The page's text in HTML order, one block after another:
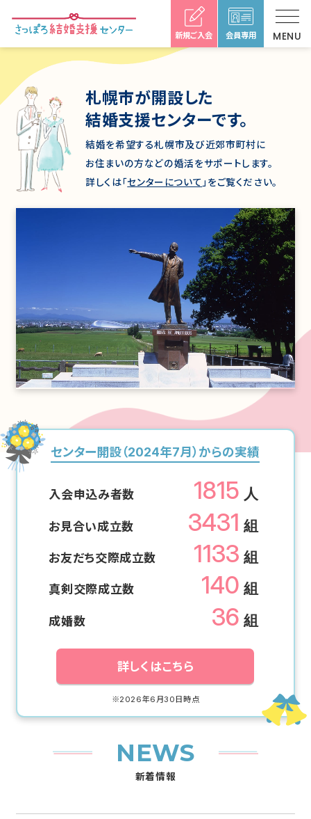
新規ご入会 会員専用
札幌市が開設した
結婚支援センターです。
結婚を希望する札幌市及び近郊市町村に
お住まいの方などの婚活をサポートします。
詳しくは「センターについて 」をご覧ください。
センター開設（2024年7月）からの実績
入会申込み者数 1815 人
お見合い成立数 3431 組
お友だち交際成立数 1133 組
真剣交際成立数 140 組
成婚数 36 組
詳しくはこちら
※2026年6月30日時点
NEWS
新着情報